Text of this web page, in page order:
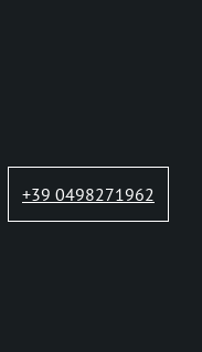
+39 0498271962